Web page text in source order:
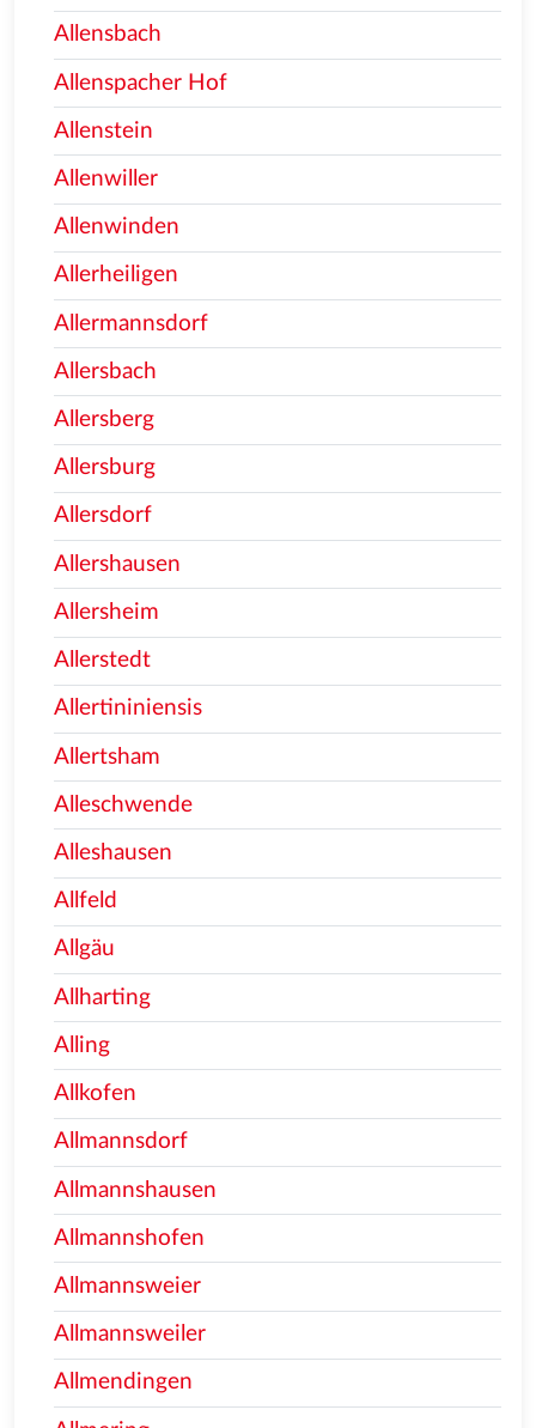
Allensbach
Allenspacher Hof
Allenstein
Allenwiller
Allenwinden
Allerheiligen
Allermannsdorf
Allersbach
Allersberg
Allersburg
Allersdorf
Allershausen
Allersheim
Allerstedt
Allertininiensis
Allertsham
Alleschwende
Alleshausen
Allfeld
Allgäu
Allharting
Alling
Allkofen
Allmannsdorf
Allmannshausen
Allmannshofen
Allmannsweier
Allmannsweiler
Allmendingen